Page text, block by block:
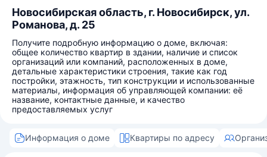
Новосибирская область, г. Новосибирск, ул.
Романова, д. 25
Получите подробную информацию о доме, включая:
общее количество квартир в здании, наличие и список
организаций или компаний, расположенных в доме,
детальные характеристики строения, такие как год
постройки, этажность, тип конструкции и использованные
материалы, информация об управляющей компании: её
название, контактные данные, и качество
предоставляемых услуг
Информация о доме Квартиры по адресу